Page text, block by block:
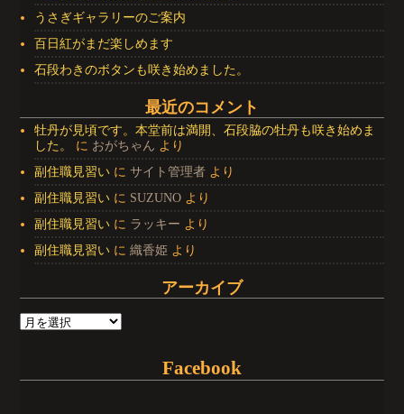
うさぎギャラリーのご案内
百日紅がまだ楽しめます
石段わきのボタンも咲き始めました。
最近のコメント
牡丹が見頃です。本堂前は満開、石段脇の牡丹も咲き始めま
した。
に おがちゃん より
副住職見習い にサイト管理者 より
副住職見習い に SUZUNO より
副住職見習い に ラッキー より
副住職見習い に織香姫 より
アーカイブ
Facebook